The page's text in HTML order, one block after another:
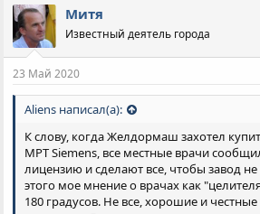
Митя
Известный деятель города
23 Май 2020
Aliens написал(а):
К слову, когда Желдормаш захотел
МРТ Siemens, все местные врачи
лицензию и сделают все, чтобы завод
этого мое мнение о врачах как
180 градусов. Не все, хорошие и честные